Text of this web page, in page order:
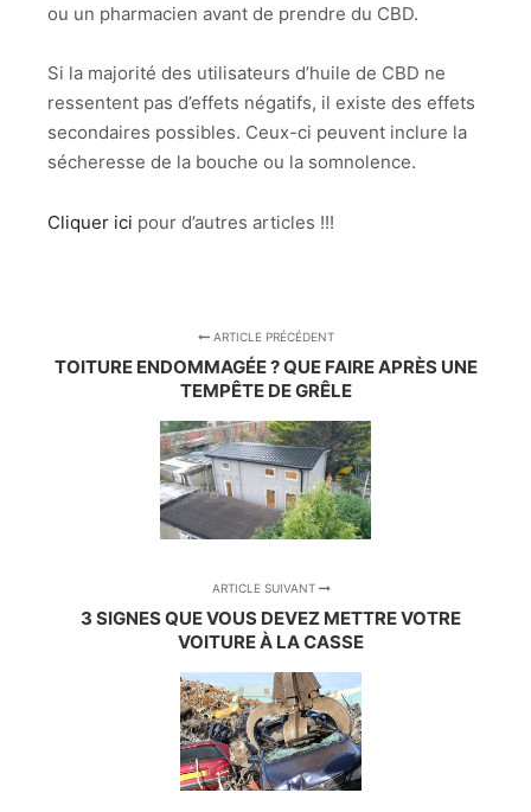
ou un pharmacien avant de prendre du CBD.
Si la majorité des utilisateurs d’huile de CBD ne
ressentent pas d’effets négatifs, il existe des effets
secondaires possibles. Ceux-ci peuvent inclure la
sécheresse de la bouche ou la somnolence.
Cliquer ici pour d’autres articles !!!
ARTICLE PRÉCÉDENT
TOITURE ENDOMMAGÉE ? QUE FAIRE APRÈS UNE
TEMPÊTE DE GRÊLE
ARTICLE SUIVANT
3 SIGNES QUE VOUS DEVEZ METTRE VOTRE
VOITURE À LA CASSE